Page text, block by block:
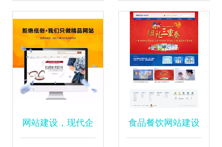
提升业务转化 会，助力智慧工地
创新发展
网站建设，现代企 食品餐饮网站建设